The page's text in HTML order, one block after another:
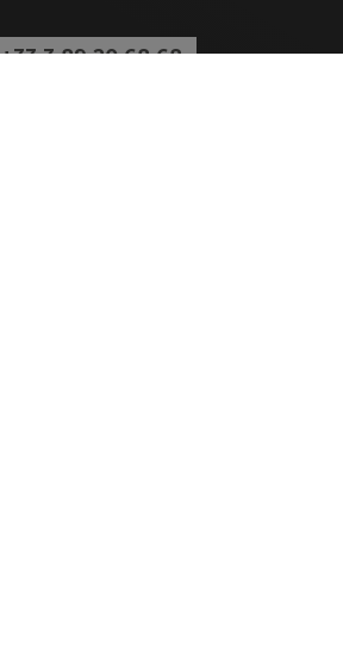
+33 3 89 20 68 68